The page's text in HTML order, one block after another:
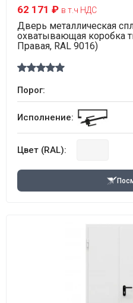
62 171 ₽ в т.ч НДС
Дверь металлическая
охватывающая коробка
Правая, RAL 9016)
Порог:
Исполнение:
Цвет (RAL):